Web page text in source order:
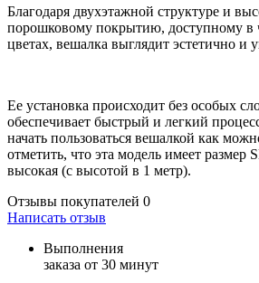
Благодаря двухэтажной структуре и
порошковому покрытию, доступному в
цветах, вешалка выглядит эстетично и
Ее установка происходит без особых
обеспечивает быстрый и легкий
начать пользоваться вешалкой как
отметить, что эта модель имеет размер
высокая (с высотой в 1 метр).
Отзывы покупателей 0
Написать отзыв
Выполнения
заказа от 30 минут